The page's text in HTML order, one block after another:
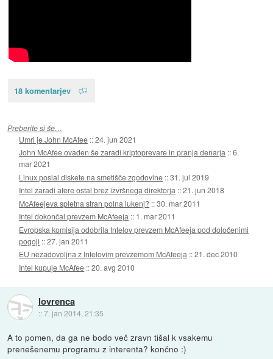
18 komentarjev
Preberite si še…
Umrl je John McAfee ::24. jun 2021
John McAfee ovaden še zaradi kriptoprevare in pranja denarja ::6.
mar 2021
Linux poslal diskete na smetišče zgodovine ::31. jul 2019
Intel zaradi afere ostal brez izvršnega direktorja ::21. jun 2018
McAfeejeva spletna stran polna lukenj? ::30. mar 2011
Intel dokončal prevzem McAfeeja :: 1. mar 2011
Evropska komisija odobrila Intelov prevzem McAfeeja pod določenimi
pogoji ::27. jan 2011
EU nezadovoljna z Intelovim prevzemom McAfeeja ::21. dec 2010
Intel kupuje McAfee ::20. avg 2010
lovrenca
::7. jan 2014, 21:35
A to pomen, da ga ne bodo več zravn tišal k vsakemu
prenešenemu programu z interenta? končno :)